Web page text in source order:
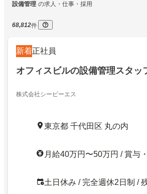
設備管理 の求人・仕事・採用
68,812件
新着正社員
オフィスビルの設備管理スタッ
株式会社シービーエス
東京都 千代田区 丸の内
月給40万円〜50万円 / 賞与
土日休み / 完全週休2日制 /